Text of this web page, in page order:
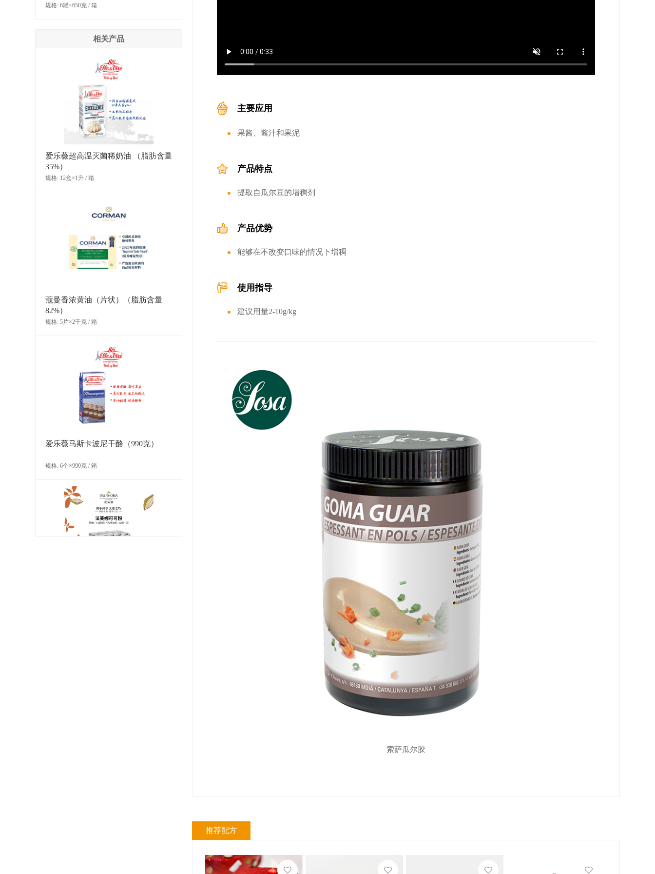
规格: 6罐×650克 / 箱
相关产品
爱乐薇超高温灭菌稀奶油 （脂肪含量
35%）
规格: 12盒×1升 / 箱
蔻曼香浓黄油（片状）（脂肪含量
82%）
规格: 5片×2千克 / 箱
爱乐薇马斯卡波尼干酪（990克）
规格: 6个×990克 / 箱
主要应用
果酱、酱汁和果泥
产品特点
提取自瓜尔豆的增稠剂
产品优势
能够在不改变口味的情况下增稠
使用指导
建议用量2-10g/kg
索萨瓜尔胶
推荐配方